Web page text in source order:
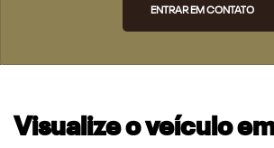
ENTRAR EM CONTATO
Visualize o veículo